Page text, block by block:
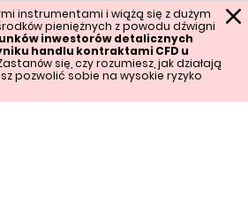
instrumentami i wiążą się z dużym
pieniężnych z powodu dźwigni
inwestorów detalicznych
handlu kontraktami CFD u
się, czy rozumiesz, jak działają
pozwolić sobie na wysokie ryzyko